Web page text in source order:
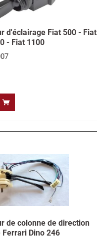
d'éclairage Fiat 500 - Fiat
- Fiat 1100
de colonne de direction
Ferrari Dino 246